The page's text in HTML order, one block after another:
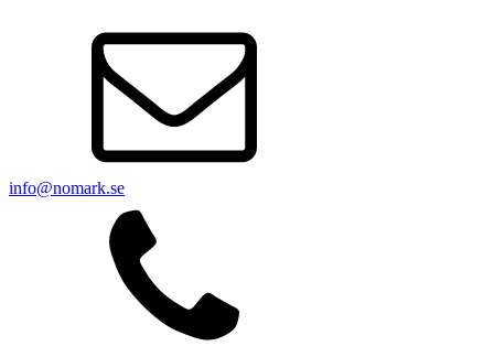
info@nomark.se